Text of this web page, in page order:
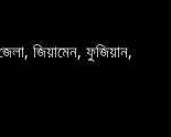
জিয়ামেন, ফুজিয়ান,